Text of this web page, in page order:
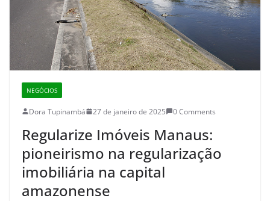
NEGÓCIOS
Dora Tupinambá 27 de janeiro de 2025 0 Comments
Regularize Imóveis Manaus:
pioneirismo na regularização
imobiliária na capital
amazonense